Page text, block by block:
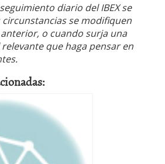
diario del IBEX se
se modifiquen
o cuando surja una
que haga pensar en